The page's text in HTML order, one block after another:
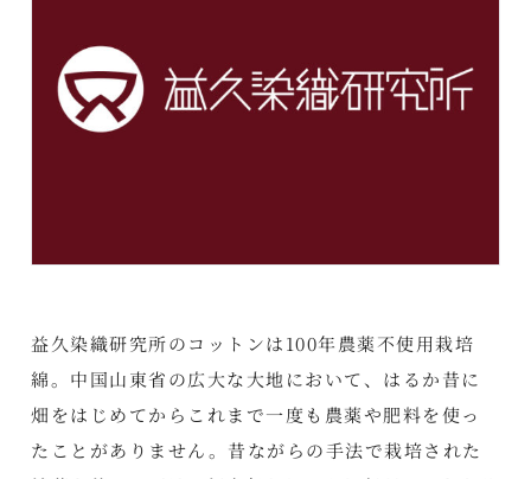
益久染織研究所のコットンは100年農薬不使用栽培
綿。中国山東省の広大な大地において、はるか昔に
畑をはじめてからこれまで一度も農薬や肥料を使っ
たことがありません。昔ながらの手法で栽培された